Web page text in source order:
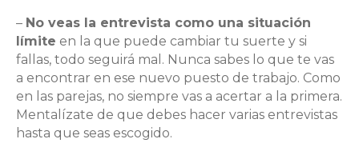
– No veas la entrevista como una situación
límite en la que puede cambiar tu suerte y si
fallas, todo seguirá mal. Nunca sabes lo que te vas
a encontrar en ese nuevo puesto de trabajo. Como
en las parejas, no siempre vas a acertar a la primera.
Mentalízate de que debes hacer varias entrevistas
hasta que seas escogido.